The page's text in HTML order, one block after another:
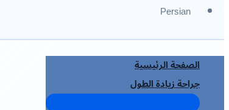
Persian
الصفحة الرئيسية
جراحة زيادة الطول